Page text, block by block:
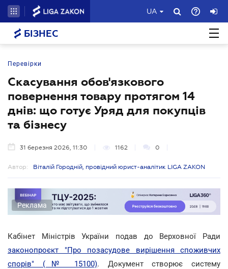
UA
БІЗНЕС
Перевірки
Скасування обов'язкового
повернення товару протягом 14
днів: що готує Уряд для покупців
та бізнесу
31 березня 2026, 11:30 1162 0
Автор: Віталій Городній, провідний юрист-аналітик LIGA ZAKON
Реклама
Кабінет Міністрів України подав до Верховної Ради
законопроєкт "Про позасудове вирішення споживчих
спорів" (№ 15100). Документ створює систему